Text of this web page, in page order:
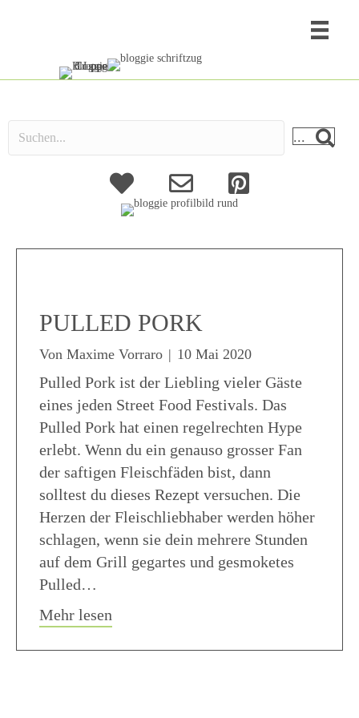
...
About Kontakt
PULLED PORK
Von Maxime Vorraro | 10 Mai 2020
Pulled Pork ist der Liebling vieler Gäste
eines jeden Street Food Festivals. Das
Pulled Pork hat einen regelrechten Hype
erlebt. Wenn du ein genauso grosser Fan
der saftigen Fleischfäden bist, dann
solltest du dieses Rezept versuchen. Die
Herzen der Fleischliebhaber werden höher
schlagen, wenn sie dein mehrere Stunden
auf dem Grill gegartes und gesmoketes
Pulled…
Mehr lesen